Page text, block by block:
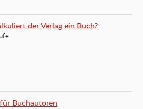
der Verlag ein Buch?
Buchautoren